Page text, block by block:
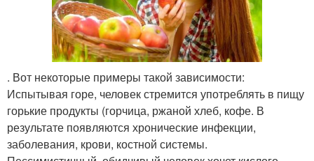
. Вот некоторые примеры такой зависимости:
Испытывая горе, человек стремится употреблять в пищу
горькие продукты (горчица, ржаной хлеб, кофе. В
результате появляются хронические инфекции,
заболевания, крови, костной системы.